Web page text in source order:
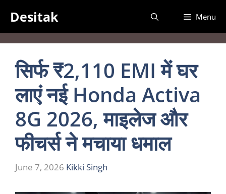
content
Desitak Menu
सिर्फ ₹2,110 EMI में घर
लाएं नई Honda Activa
8G 2026, माइलेज और
फीचर्स ने मचाया धमाल
June 7, 2026 Kikki Singh